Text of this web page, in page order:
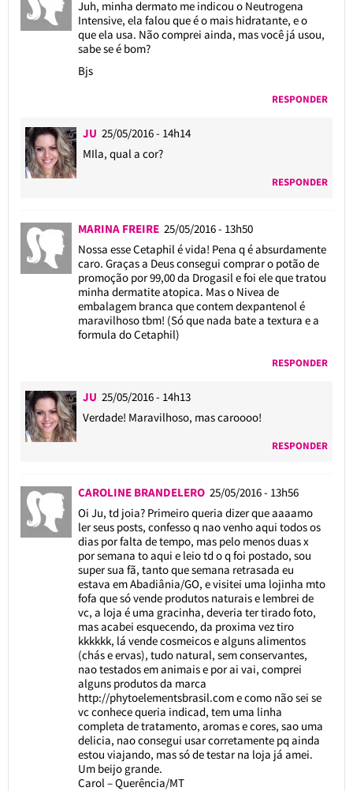
Juh, minha dermato me indicou o Neutrogena
Intensive, ela falou que é o mais hidratante, e o
que ela usa. Não comprei ainda, mas você já usou,
sabe se é bom?
Bjs
RESPONDER
JU 25/05/2016 - 14h14
MIla, qual a cor?
RESPONDER
MARINA FREIRE 25/05/2016 - 13h50
Nossa esse Cetaphil é vida! Pena q é absurdamente
caro. Graças a Deus consegui comprar o potão de
promoção por 99,00 da Drogasil e foi ele que tratou
minha dermatite atopica. Mas o Nivea de
embalagem branca que contem dexpantenol é
maravilhoso tbm! (Só que nada bate a textura e a
formula do Cetaphil)
RESPONDER
JU 25/05/2016 - 14h13
Verdade! Maravilhoso, mas caroooo!
RESPONDER
CAROLINE BRANDELERO 25/05/2016 - 13h56
Oi Ju, td joia? Primeiro queria dizer que aaaamo
ler seus posts, confesso q nao venho aqui todos os
dias por falta de tempo, mas pelo menos duas x
por semana to aqui e leio td o q foi postado, sou
super sua fã, tanto que semana retrasada eu
estava em Abadiânia/GO, e visitei uma lojinha mto
fofa que só vende produtos naturais e lembrei de
vc, a loja é uma gracinha, deveria ter tirado foto,
mas acabei esquecendo, da proxima vez tiro
kkkkkk, lá vende cosmeicos e alguns alimentos
(chás e ervas), tudo natural, sem conservantes,
nao testados em animais e por ai vai, comprei
alguns produtos da marca
http://phytoelementsbrasil.come como não sei se
vc conhece queria indicad, tem uma linha
completa de tratamento, aromas e cores, sao uma
delicia, nao consegui usar corretamente pq ainda
estou viajando, mas só de testar na loja já amei.
Um beijo grande.
Carol – Querência/MT